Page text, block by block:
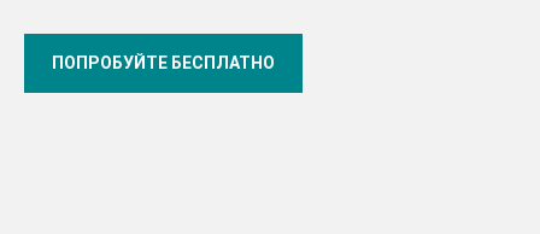
ПОПРОБУЙТЕ БЕСПЛАТНО